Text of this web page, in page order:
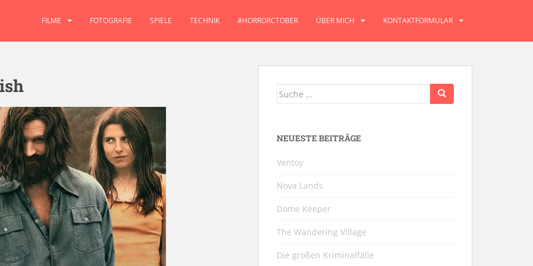
FILME FOTOGRAFIE SPIELE TECHNIK #HORRORCTOBER ÜBER MICH KONTAKTFORMULAR
Suche
NEUESTE BEITRÄGE
Ventoy
Nova Lands
Dome Keeper
The Wandering Village
Die großen Kriminalfälle